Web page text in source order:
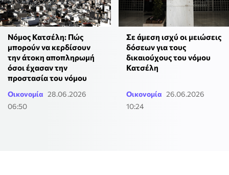
Νόμος Κατσέλη: Πώς
μπορούν να κερδίσουν
την άτοκη αποπληρωμή
όσοι έχασαν την
προστασία του νόμου
Οικονομία 28.06.2026
06:50
Σε άμεση ισχύ οι μειώσεις
δόσεων για τους
δικαιούχους του νόμου
Κατσέλη
Οικονομία 26.06.2026
10:24